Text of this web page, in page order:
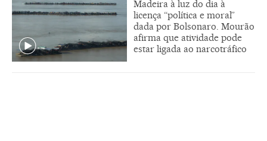
Madeira à luz do dia à
licença “política e moral”
dada por Bolsonaro. Mourão
afirma que atividade pode
estar ligada ao narcotráfico